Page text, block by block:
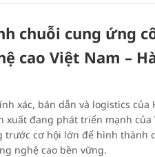
chuỗi cung ứng
cao Việt Nam –
xác, bán dẫn và logistics của
xuất đang phát triển mạnh của
trước cơ hội lớn để hình thành
nghệ cao bền vững.